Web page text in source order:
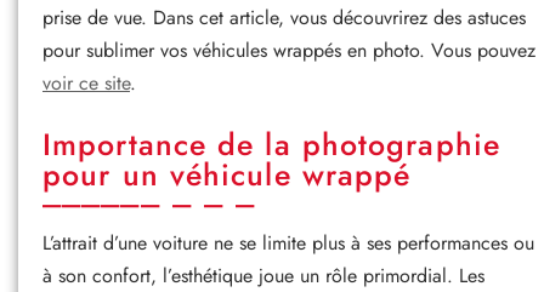
prise de vue. Dans cet article, vous découvrirez des astuces
pour sublimer vos véhicules wrappés en photo. Vous pouvez
voir ce site.
Importance de la photographie
pour un véhicule wrappé
L’attrait d’une voiture ne se limite plus à ses performances ou
à son confort, l’esthétique joue un rôle primordial. Les